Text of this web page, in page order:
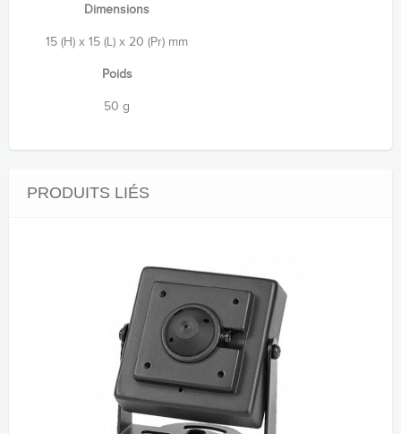
Dimensions
15 (H) x 15 (L) x 20 (Pr) mm
Poids
50 g
PRODUITS LIÉS